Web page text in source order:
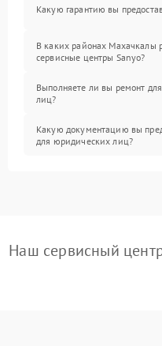
Какую гарантию вы
В каких районах Махачкалы
сервисные центры Sanyo?
Выполняете ли вы ремонт
лиц?
Какую документацию вы
для юридических лиц?
Наш сервисный